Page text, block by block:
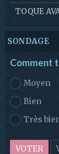
TOQUE
SONDAGE
Comment
Moyen
Bien
Très
VOTER